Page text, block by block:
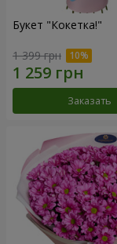
Букет "Кокетка!"
1 399 грн
Заказать